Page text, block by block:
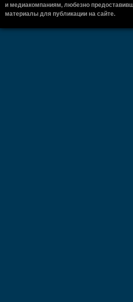
и медиакомпаниям, любезно
материалы для публикации на сайте.